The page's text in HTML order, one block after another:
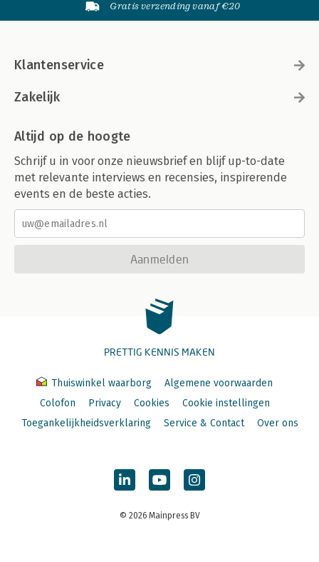
Gratis verzending vanaf €20
Klantenservice
Zakelijk
Altijd op de hoogte
Schrijf u in voor onze nieuwsbrief en blijf up-to-date
met relevante interviews en recensies, inspirerende
events en de beste acties.
Aanmelden
PRETTIG KENNIS MAKEN
Thuiswinkel waarborg
Algemene voorwaarden
Colofon
Privacy Cookies
Cookie instellingen
Toegankelijkheidsverklaring
Service & Contact Over ons
© 2026 Mainpress BV